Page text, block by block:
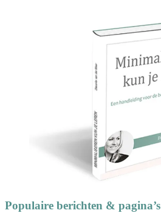
Populaire berichten & pagina’s